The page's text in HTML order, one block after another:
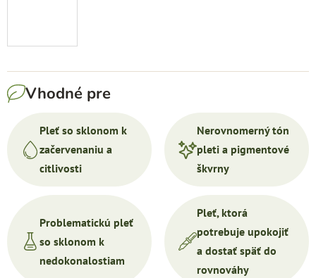
Vhodné pre
Pleť so sklonom k
začervenaniu a
citlivosti
Nerovnomerný tón
pleti a pigmentové
škvrny
Problematickú pleť
so sklonom k
nedokonalostiam
Pleť, ktorá
potrebuje upokojiť
a dostať späť do
rovnováhy